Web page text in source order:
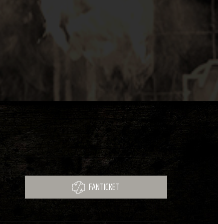
FANTICKET